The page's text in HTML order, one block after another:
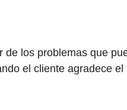
de los problemas que
el cliente agradece el